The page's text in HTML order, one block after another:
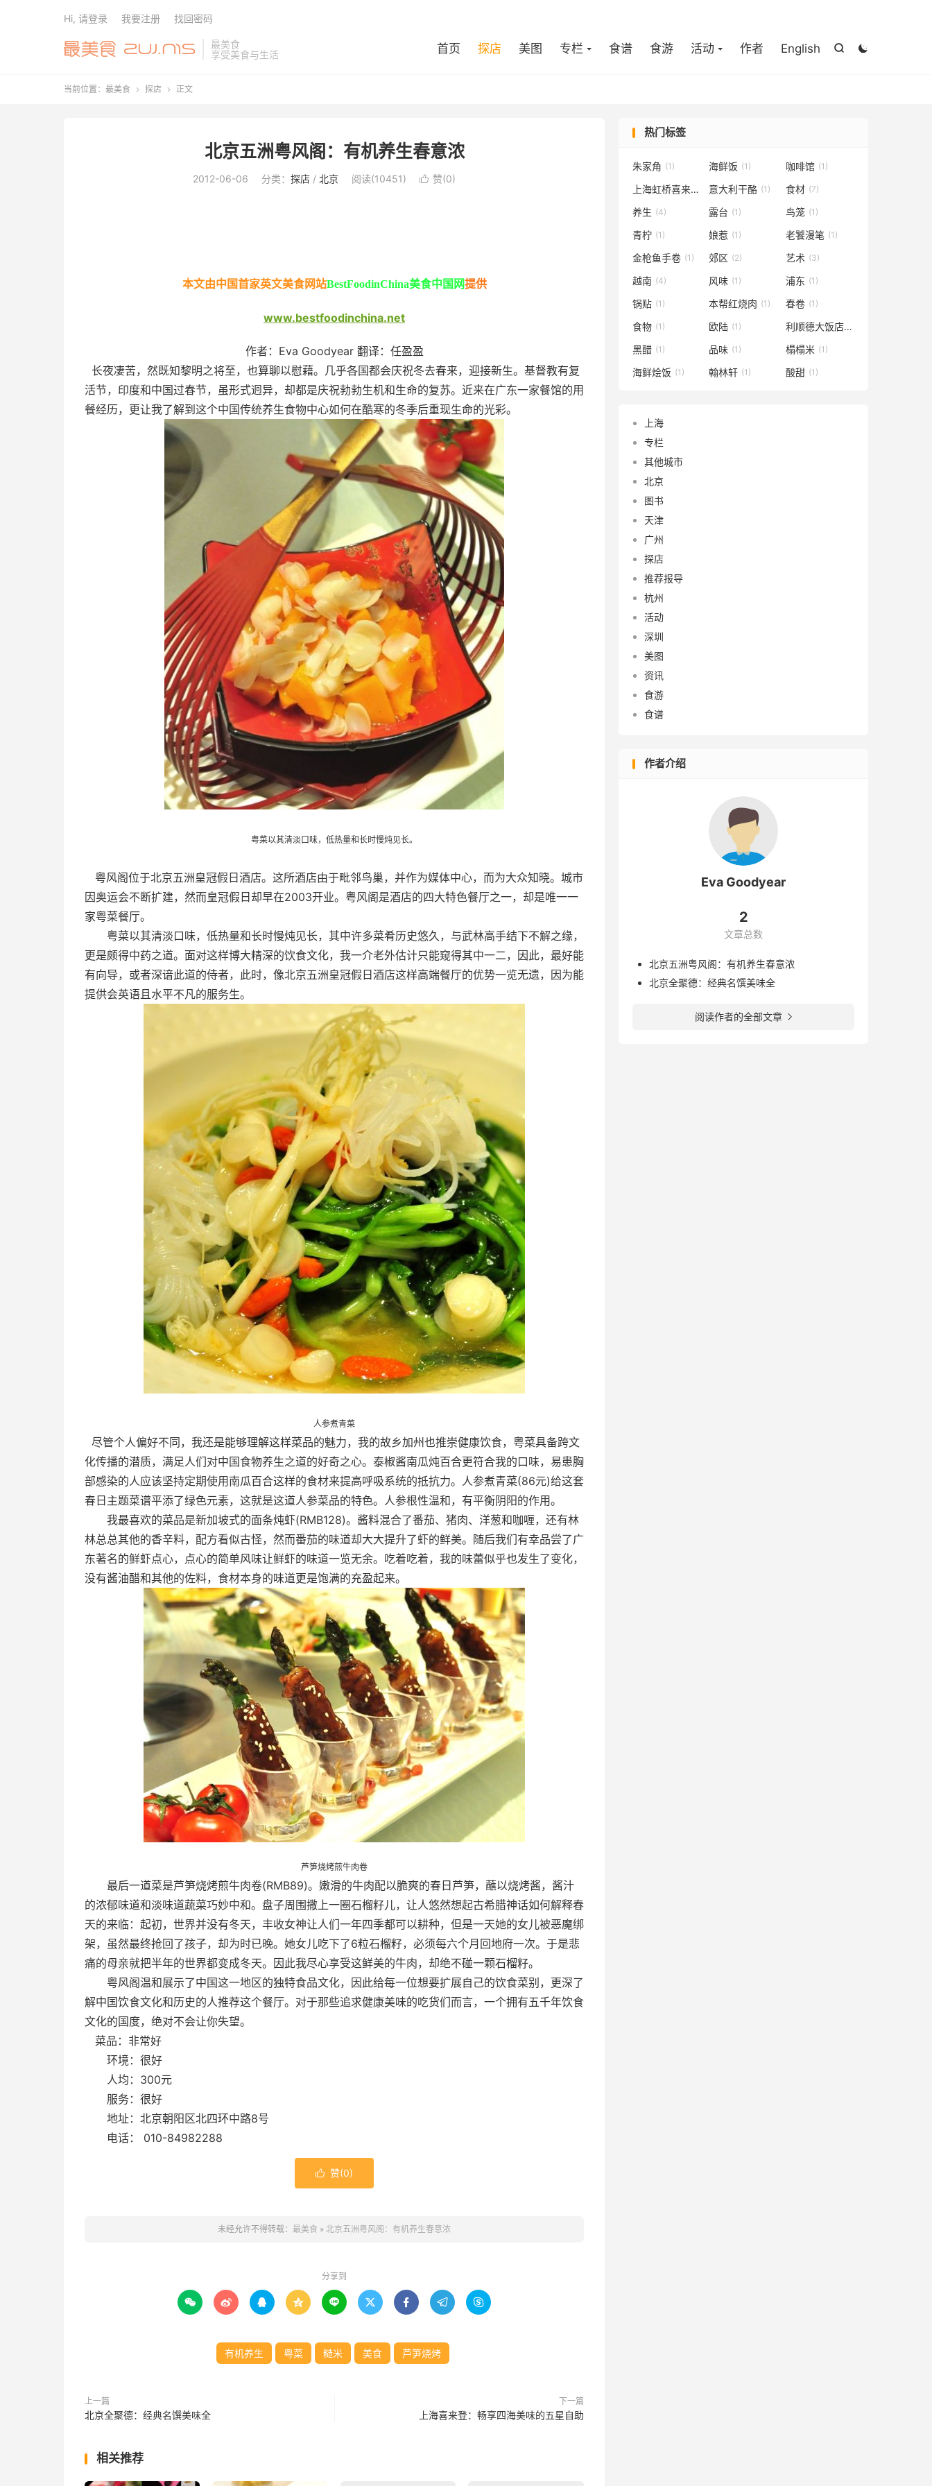
最美食
享受美食与生活


首页 探店 美图 专栏 食谱 食游 活动 作者 English
Hi, 请登录 我要注册 找回密码
当前位置： 最美食  探店  正文
北京五洲粤风阁：有机养生春意浓
2012-06-06 分类： 探店/ 北京 阅读(10451)  赞(0)
本文由中国首家英文美食网站BestFoodinChina美食中国网提供
www.bestfoodinchina.net
作者：Eva Goodyear 翻译：任盈盈
长夜凄苦，然既知黎明之将至，也算聊以慰藉。几乎各国都会庆祝冬去春来，迎接新生。基督教有复
活节，印度和中国过春节，虽形式迥异，却都是庆祝勃勃生机和生命的复苏。近来在广东一家餐馆的用
餐经历，更让我了解到这个中国传统养生食物中心如何在酷寒的冬季后重现生命的光彩。
粤菜以其清淡口味，低热量和长时慢炖见长。
粤风阁位于北京五洲皇冠假日酒店。这所酒店由于毗邻鸟巢，并作为媒体中心，而为大众知晓。城市
因奥运会不断扩建，然而皇冠假日却早在2003开业。粤风阁是酒店的四大特色餐厅之一，却是唯一一
家粤菜餐厅。
粤菜以其清淡口味，低热量和长时慢炖见长，其中许多菜肴历史悠久，与武林高手结下不解之缘，
更是颇得中药之道。面对这样博大精深的饮食文化，我一介老外估计只能窥得其中一二，因此，最好能
有向导，或者深谙此道的侍者，此时，像北京五洲皇冠假日酒店这样高端餐厅的优势一览无遗，因为能
提供会英语且水平不凡的服务生。
人参煮青菜
尽管个人偏好不同，我还是能够理解这样菜品的魅力，我的故乡加州也推崇健康饮食，粤菜具备跨文
化传播的潜质，满足人们对中国食物养生之道的好奇之心。泰椒酱南瓜炖百合更符合我的口味，易患胸
部感染的人应该坚持定期使用南瓜百合这样的食材来提高呼吸系统的抵抗力。人参煮青菜(86元)给这套
春日主题菜谱平添了绿色元素，这就是这道人参菜品的特色。人参根性温和，有平衡阴阳的作用。
我最喜欢的菜品是新加坡式的面条炖虾(RMB128)。酱料混合了番茄、猪肉、洋葱和咖喱，还有林
林总总其他的香辛料，配方看似古怪，然而番茄的味道却大大提升了虾的鲜美。随后我们有幸品尝了广
东著名的鲜虾点心，点心的简单风味让鲜虾的味道一览无余。吃着吃着，我的味蕾似乎也发生了变化，
没有酱油醋和其他的佐料，食材本身的味道更是饱满的充盈起来。
芦笋烧烤煎牛肉卷
最后一道菜是芦笋烧烤煎牛肉卷(RMB89)。嫩滑的牛肉配以脆爽的春日芦笋，蘸以烧烤酱，酱汁
的浓郁味道和淡味道蔬菜巧妙中和。盘子周围撒上一圈石榴籽儿，让人悠然想起古希腊神话如何解释春
天的来临：起初，世界并没有冬天，丰收女神让人们一年四季都可以耕种，但是一天她的女儿被恶魔绑
架，虽然最终抢回了孩子，却为时已晚。她女儿吃下了6粒石榴籽，必须每六个月回地府一次。于是悲
痛的母亲就把半年的世界都变成冬天。因此我尽心享受这鲜美的牛肉，却绝不碰一颗石榴籽。
粤风阁温和展示了中国这一地区的独特食品文化，因此给每一位想要扩展自己的饮食菜别，更深了
解中国饮食文化和历史的人推荐这个餐厅。对于那些追求健康美味的吃货们而言，一个拥有五千年饮食
文化的国度，绝对不会让你失望。
菜品：非常好
环境：很好
人均：300元
服务：很好
地址：北京朝阳区北四环中路8号
电话： 010-84982288
 赞(0)
未经允许不得转载： 最美食 » 北京五洲粤风阁：有机养生春意浓
分享到
        
有机养生 粤菜 糙米 美食 芦笋烧烤
上一篇
北京全聚德：经典名馔美味全
下一篇
上海喜来登：畅享四海美味的五星自助
相关推荐
热门标签
朱家角 (1) 海鲜饭 (1) 咖啡馆 (1)
上海虹桥喜来登 (1)
意大利干酪 (1) 食材 (7)
养生 (4) 露台 (1) 鸟笼 (1)
青柠 (1) 娘惹 (1) 老饕漫笔 (1)
金枪鱼手卷 (1) 郊区 (2) 艺术 (3)
越南 (4) 风味 (1) 浦东 (1)
锅贴 (1) 本帮红烧肉 (1) 春卷 (1)
食物 (1) 欧陆 (1) 利顺德大饭店
(1)
黑醋 (1) 品味 (1) 榻榻米 (1)
海鲜烩饭 (1) 翰林轩 (1) 酸甜 (1)
上海
专栏
其他城市
北京
图书
天津
广州
探店
推荐报导
杭州
活动
深圳
美图
资讯
食游
食谱
作者介绍
Eva Goodyear
2
文章总数
北京五洲粤风阁：有机养生春意浓
北京全聚德：经典名馔美味全
阅读作者的全部文章 